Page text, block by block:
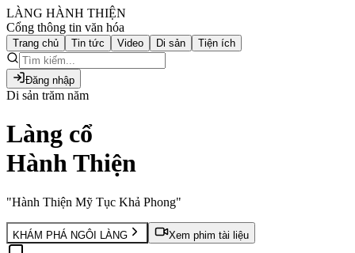
LÀNG HÀNH THIỆN
Cổng thông tin văn hóa
Trang chủ Tin tức Video Di sản Tiện ích
Đăng nhập
Di sản trăm năm
Làng cổ
Hành Thiện
"Hành Thiện Mỹ Tục Khả Phong"
KHÁM PHÁ NGÔI LÀNG Xem phim tài liệu